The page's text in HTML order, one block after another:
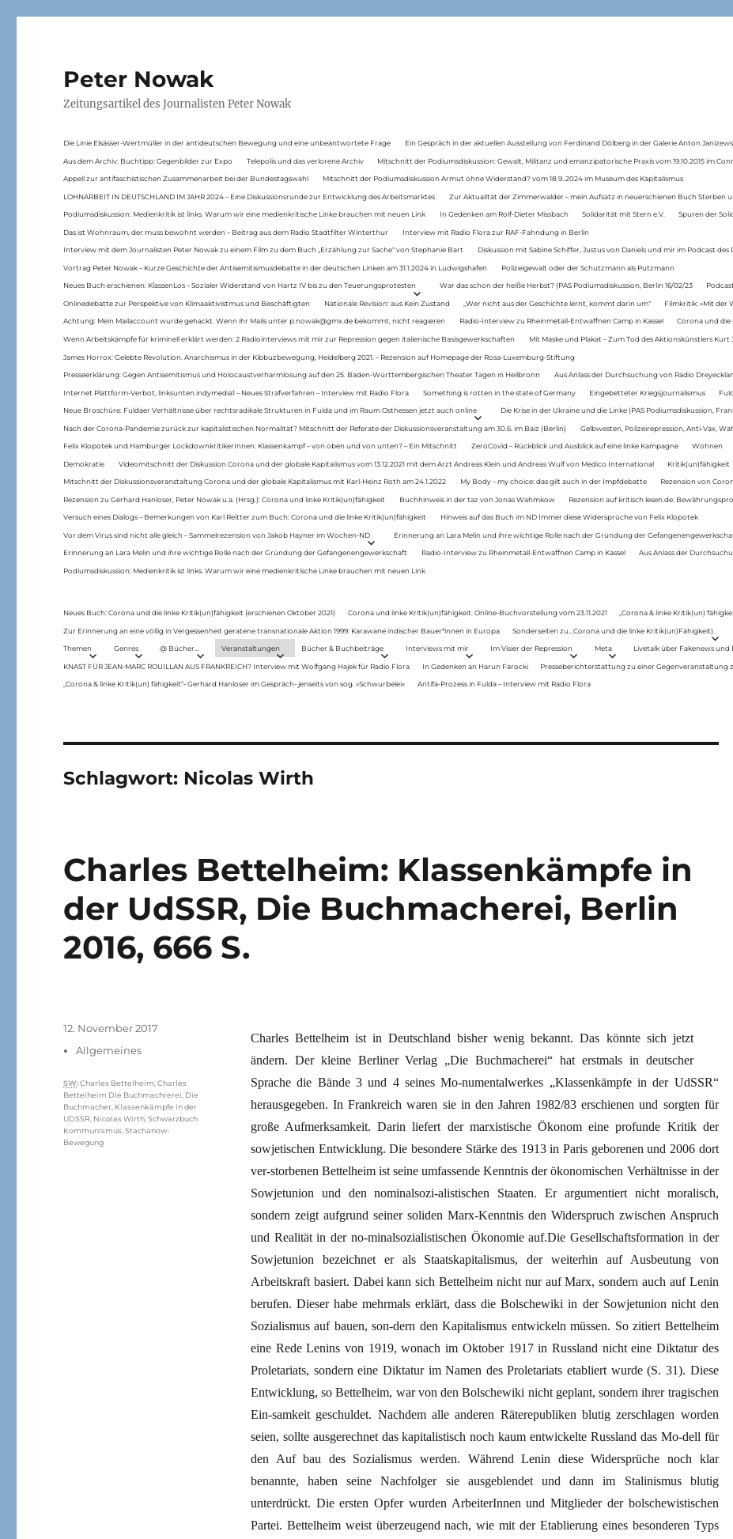
Peter Nowak
Zeitungsartikel des Journalisten Peter Nowak
Die Linie Elsässer-Wertmüller in der antideutschen Bewegung und eine unbeantwortete Frage Ein Gespräch in der aktuellen Ausstellung von Ferdinand Dölberg in der Galerie Anton
Aus dem Archiv: Buchtipp: Gegenbilder zur Expo Telepolis und das verlorene Archiv Mitschnitt der Podiumsdiskussion: Gewalt, Militanz und emanzipatorische Praxis vom 19.10.2015 im
Appell zur antifaschistischen Zusammenarbeit bei der Bundestagswahl Mitschnitt der Podiumsdiskussion Armut ohne Widerstand? vom 18.9..2024 im Museum des Kapitalismus
LOHNARBEIT IN DEUTSCHLAND IM JAHR 2024 – Eine Diskussionsrunde zur Entwicklung des Arbeitsmarktes Zur Aktualität der Zimmerwalder – mein Aufsatz in neuerschienen Buch Sterben
Podiumsdiskussion: Medienkritik ist links. Warum wir eine medienkritische Linke brauchen mit neuen Link In Gedenken am Rolf-Dieter Missbach Solidarität mit Stern e.V. Spuren der
Das ist Wohnraum, der muss bewohnt werden – Beitrag aus dem Radio Stadtfilter Winterthur Interview mit Radio Flora zur RAF-Fahndung in Berlin
Interview mit dem Journalisten Peter Nowak zu einem Film zu dem Buch „Erzählung zur Sache“ von Stephanie Bart Diskussion mit Sabine Schiffer, Justus von Daniels und mir im Podcast
Vortrag Peter Nowak – Kurze Geschichte der Antisemitismusdebatte in der deutschen Linken am 31.1.2024 in Ludwigshafen Polizeigewalt oder der Schutzmann als Putzmann
Neues Buch erschienen: KlassenLos – Sozialer Widerstand von Hartz IV bis zu den Teuerungsprotesten War das schon der heiße Herbst? (PAS Podiumsdiskussion, Berlin 16/02/23
Onlinedebatte zur Perspektive von Klimaaktivistmus und Beschäftigten Nationale Revision: aus Kein Zustand „Wer nicht aus der Geschichte lernt, kommt darin um“ Filmkritik: »Mit der
Achtung: Mein Mailaccount wurde gehackt. Wenn ihr Mails unter p.nowak@gmx.de bekommt, nicht reagieren Radio-Interview zu Rheinmetall-Entwaffnen Camp in Kassel Corona und die
Wenn Arbeitskämpfe für kriminell erklärt werden: 2 Radiointerviews mit mir zur Repression gegen italienische Basisgewerkschaften Mit Maske und Plakat – Zum Tod des Aktionskünstlers Kurt
James Horrox: Gelebte Revolution. Anarchismus in der Kibbuzbewegung, Heidelberg 2021. – Rezension auf Homepage der Rosa-Luxemburg-Stiftung
Presseerklärung: Gegen Antisemitismus und Holocaustverharmlosung auf den 25. Baden-Württembergischen Theater Tagen in Heilbronn Aus Anlass der Durchsuchung von Radio
Internet Plattform-Verbot, linksunten.indymedia1 – Neues Strafverfahren – Interview mit Radio Flora Something is rotten in the state of Germany Eingebetteter Kriegsjournalismus
Neue Broschüre: Fuldaer Verhältnisse über rechtsradikale Strukturen in Fulda und im Raum Osthessen jetzt auch online Die Krise in der Ukraine und die Linke (PAS Podiumsdiskussion,
Nach der Corona-Pandemie zurück zur kapitalistischen Normalität? Mitschnitt der Referate der Diskussionsveranstaltung am 30.6. im Baiz (Berlin) Gelbwesten, Polizeirepression, Anti-Vax,
Felix Klopotek und Hamburger LockdownkritikerInnen: Klassenkampf – von oben und von unten? – Ein Mitschnitt ZeroCovid – Rückblick und Ausblick auf eine linke Kampagne Wohnen
Demokratie Videomitschnitt der Diskussion Corona und der globale Kapitalismus vom 13.12.2021 mit dem Arzt Andreas Klein und Andreas Wulf von Medico International Kritik(un)fähigkeit
Mitschnitt der Diskussionsveranstaltung Corona und der globale Kapitalismus mit Karl-Heinz Roth am 24.1.2022 My Body – my choice: das gilt auch in der Impfdebatte Rezension von
Rezension zu Gerhard Hanloser, Peter Nowak u.a. (Hrsg.): Corona und linke Kritik(un)fähigkeit Buchhinweis in der taz von Jonas Wahmkow Rezension auf kritisch lesen.de:
Versuch eines Dialogs – Bemerkungen von Karl Reitter zum Buch: Corona und die linke Kritik(un)fähigkeit Hinweis auf das Buch im ND Immer diese Widersprüche von Felix Klopotek
Vor dem Virus sind nicht alle gleich – Sammelrezension von Jakob Hayner im Wochen-ND Erinnerung an Lara Melin und ihre wichtige Rolle nach der Gründung der
Erinnerung an Lara Melin und ihre wichtige Rolle nach der Gründung der Gefangenengewerkschaft Radio-Interview zu Rheinmetall-Entwaffnen Camp in Kassel Aus Anlass der
Podiumsdiskussion: Medienkritik ist links. Warum wir eine medienkritische Linke brauchen mit neuen Link
Neues Buch: Corona und die linke Kritik(un)fähigkeit (erschienen Oktober 2021) Corona und linke Kritik(un)fähigkeit. Online-Buchvorstellung vom 23.11.2021 „Corona & linke Kritik(un)
Zur Erinnerung an eine völlig in Vergessenheit geratene transnationale Aktion 1999: Karawane indischer Bauer*innen in Europa Sonderseiten zu…Corona und die linke Kritik(un)Fähigkeit).
Themen Genres @ Bücher… Veranstaltungen Bücher & Buchbeiträge Interviews mit mir Im Visier der Repression Meta Livetalk über Fakenews
KNAST FÜR JEAN-MARC ROUILLAN AUS FRANKREICH? Interview mit Wolfgang Hajek für Radio Flora In Gedenken an Harun Farocki Presseberichterstattung zu einer Gegenveranstaltung
„Corona & linke Kritik(un) fähigkeit“- Gerhard Hanloser im Gespräch- jenseits von sog. »Schwurbelei« Antifa-Prozess in Fulda – Interview mit Radio Flora
Schlagwort: Nicolas Wirth
Charles Bettelheim: Klassenkämpfe in
der UdSSR, Die Buchmacherei, Berlin
2016, 666 S.
Charles Bettelheim ist in Deutschland bisher wenig bekannt. Das könnte sich jetzt
ändern. Der kleine Berliner Verlag „Die Buchmacherei“ hat erstmals in deutscher
Sprache die Bände 3 und 4 seines Mo-numentalwerkes „Klassenkämpfe in der UdSSR“
herausgegeben. In Frankreich waren sie in den Jahren 1982/83 erschienen und sorgten für
große Aufmerksamkeit. Darin liefert der marxistische Ökonom eine profunde Kritik der
sowjetischen Entwicklung. Die besondere Stärke des 1913 in Paris geborenen und 2006 dort
ver-storbenen Bettelheim ist seine umfassende Kenntnis der ökonomischen Verhältnisse in der
Sowjetunion und den nominalsozi-alistischen Staaten. Er argumentiert nicht moralisch,
sondern zeigt aufgrund seiner soliden Marx-Kenntnis den Widerspruch zwischen Anspruch
und Realität in der no-minalsozialistischen Ökonomie auf.Die Gesellschaftsformation in der
Sowjetunion bezeichnet er als Staatskapitalismus, der weiterhin auf Ausbeutung von
Arbeitskraft basiert. Dabei kann sich Bettelheim nicht nur auf Marx, sondern auch auf Lenin
berufen. Dieser habe mehrmals erklärt, dass die Bolschewiki in der Sowjetunion nicht den
Sozialismus auf bauen, son-dern den Kapitalismus entwickeln müssen. So zitiert Bettelheim
eine Rede Lenins von 1919, wonach im Oktober 1917 in Russland nicht eine Diktatur des
Proletariats, sondern eine Diktatur im Namen des Proletariats etabliert wurde (S. 31). Diese
Entwicklung, so Bettelheim, war von den Bolschewiki nicht geplant, sondern ihrer tragischen
Ein-samkeit geschuldet. Nachdem alle anderen Räterepubliken blutig zerschlagen worden
seien, sollte ausgerechnet das kapitalistisch noch kaum entwickelte Russland das Mo-dell für
den Auf bau des Sozialismus werden. Während Lenin diese Widersprüche noch klar
benannte, haben seine Nachfolger sie ausgeblendet und dann im Stalinismus blutig
unterdrückt. Die ersten Opfer wurden ArbeiterInnen und Mitglieder der bolschewistischen
Partei. Bettelheim weist überzeugend nach, wie mit der Etablierung eines besonderen Typs
Veröffentlicht
12. November 2017
Kategorien
Allgemeines
Schlagwörter
SW:Charles Bettelheim ,Charles
Bettelheim Die Buchmachrerei Die
Buchmacher Klassenkämpfe in der
UDSSR Nicolas Wirth ,Schwarzbuch
Kommunismus ,Stachanow-
Bewegung